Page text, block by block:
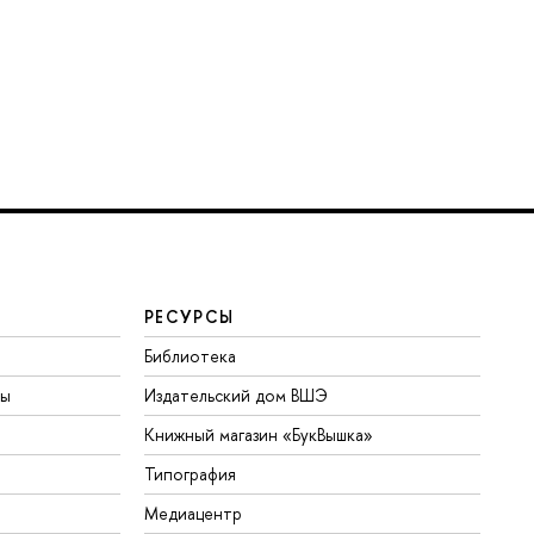
РЕСУРСЫ
Библиотека
Издательский дом ВШЭ
Книжный магазин «БукВышка»
Типография
Медиацентр